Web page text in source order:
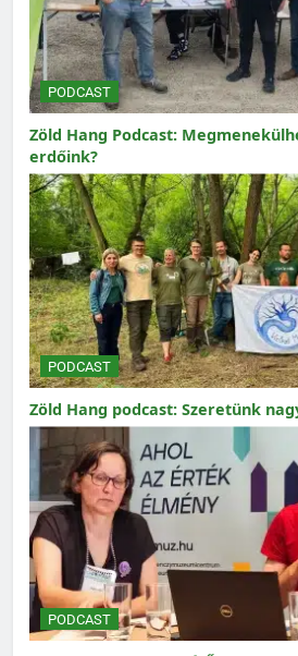
PODCAST
Zöld Hang Podcast:
erdőink?
PODCAST
Zöld Hang podcast: Szeretünk
PODCAST